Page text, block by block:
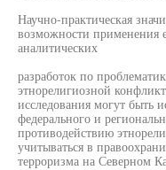
Научно-практическая
возможности применения
аналитических
разработок по
этнорелигиозной
исследования могут быть
федерального и
противодействию
учитываться в
терроризма на Северном